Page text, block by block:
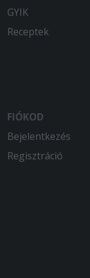
GYIK
Receptek
FIÓKOD
Bejelentkezés
Regisztráció